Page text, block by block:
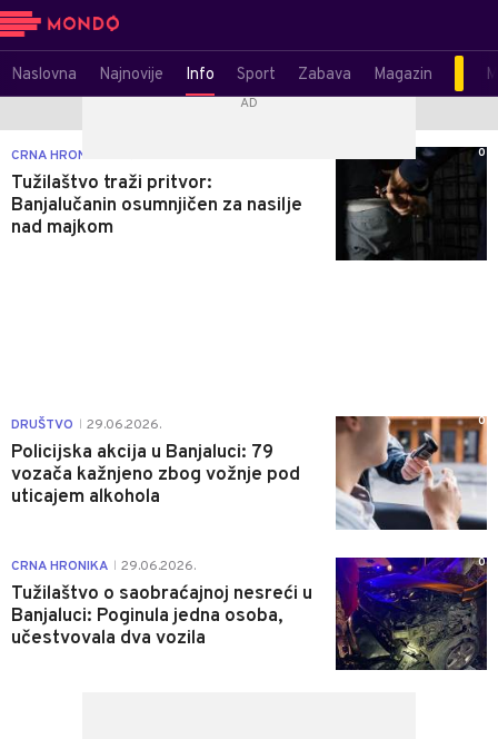
Naslovna Najnovije Info Sport Zabava Magazin
CRNA HRONIKA
Tužilaštvo traži pritvor:
Banjalučanin osumnjičen za nasilje
nad majkom
0
DRUŠTVO 29.06.2026.
Policijska akcija u Banjaluci: 79
vozača kažnjeno zbog vožnje pod
uticajem alkohola
0
CRNA HRONIKA 29.06.2026.
Tužilaštvo o saobraćajnoj nesreći u
Banjaluci: Poginula jedna osoba,
učestvovala dva vozila
0